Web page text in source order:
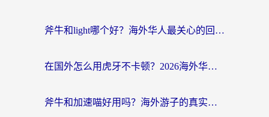
斧牛和light哪个好？海外华人最关心的回国加速器选择难题，一篇讲透
在国外怎么用虎牙不卡顿？2026海外华人亲测有效的回国加速器选择指南
斧牛和加速喵好用吗？海外游子的真实选择困境